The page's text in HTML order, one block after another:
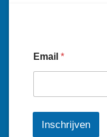
Email *
Inschrijven